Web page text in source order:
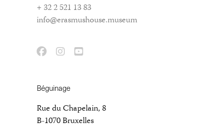
+ 32 2 521 13 83
info@erasmushouse.museum
Béguinage
Rue du Chapelain, 8
B-1070 Bruxelles